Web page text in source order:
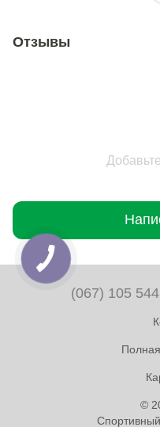
Отзывы
(067) 105
©